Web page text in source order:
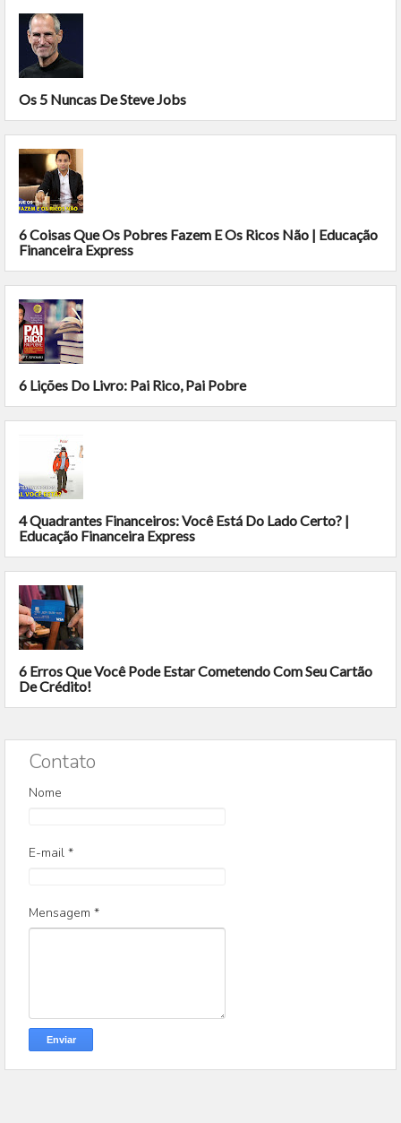
Os 5 Nuncas De Steve Jobs
6 Coisas Que Os Pobres Fazem E Os Ricos Não | Educação
Financeira Express
6 Lições Do Livro: Pai Rico, Pai Pobre
4 Quadrantes Financeiros: Você Está Do Lado Certo? |
Educação Financeira Express
6 Erros Que Você Pode Estar Cometendo Com Seu Cartão
De Crédito!
Contato
Nome
E-mail *
Mensagem *